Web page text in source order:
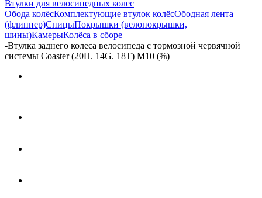
Втулки для велосипедных колес
Обода колёсКомплектующие втулок колёсОбодная лента
(флиппер)СпицыПокрышки (велопокрышки,
шины)КамерыКолёса в сборе
-Втулка заднего колеса велосипеда с тормозной червячной
системы Coaster (20Н. 14G. 18T) М10 (⅜)